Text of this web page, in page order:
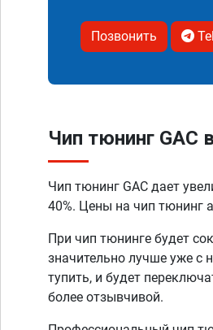
Позвонить
Чип тюнинг GAC
Чип тюнинг GAC дает
40%. Цены на чип тюнинг
При чип тюнинге будет
значительно лучше уже с
тупить, и будет
более отзывчивой.